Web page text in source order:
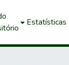
Estatísticas